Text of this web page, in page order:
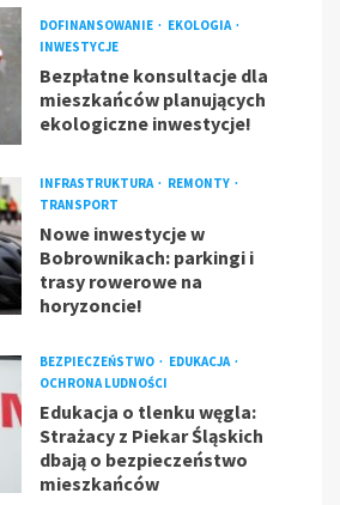
DOFINANSOWANIE
EKOLOGIA
INWESTYCJE
Bezpłatne konsultacje dla
mieszkańców planujących
ekologiczne inwestycje!
INFRASTRUKTURA
REMONTY
TRANSPORT
Nowe inwestycje w
Bobrownikach: parkingi i
trasy rowerowe na
horyzoncie!
BEZPIECZEŃSTWO
EDUKACJA
OCHRONA LUDNOŚCI
Edukacja o tlenku węgla:
Strażacy z Piekar Śląskich
dbają o bezpieczeństwo
mieszkańców